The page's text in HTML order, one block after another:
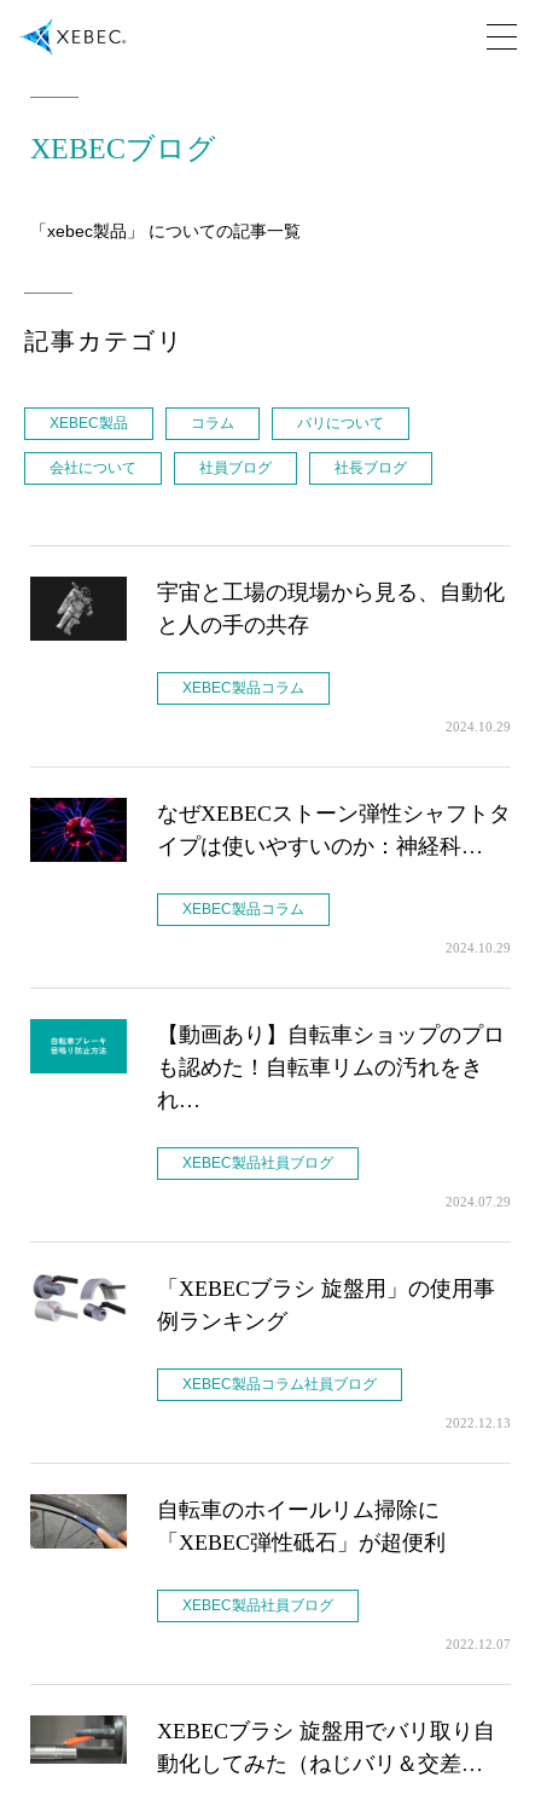
XEBECブログ
「xebec製品」 についての記事一覧
記事カテゴリ
XEBEC製品 コラム バリについて
会社について 社員ブログ 社長ブログ
宇宙と工場の現場から見る、自動化
と人の手の共存
XEBEC製品コラム
2024.10.29
なぜXEBECストーン弾性シャフトタ
イプは使いやすいのか：神経科…
XEBEC製品コラム
2024.10.29
【動画あり】自転車ショップのプロ
も認めた！自転車リムの汚れをき
れ…
XEBEC製品社員ブログ
2024.07.29
「XEBECブラシ 旋盤用」の使用事
例ランキング
XEBEC製品コラム社員ブログ
2022.12.13
自転車のホイールリム掃除に
「XEBEC弾性砥石」が超便利
XEBEC製品社員ブログ
2022.12.07
XEBECブラシ 旋盤用でバリ取り自
動化してみた（ねじバリ＆交差…